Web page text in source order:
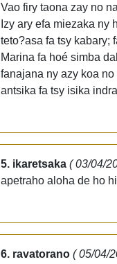
Vao firy taona zay no
Izy ary efa miezaka ny
teto?asa fa tsy kabary;
Marina fa hoé simba
fanajana ny azy koa
antsika fa tsy isika
5. ikaretsaka ( 03/04/
apetraho aloha de ho
6. ravatorano ( 05/04/